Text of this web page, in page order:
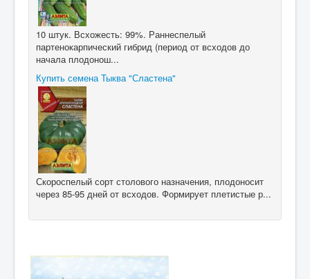
10 штук. Всхожесть: 99%. Раннеспелый
партенокарпический гибрид (период от всходов до
начала плодонош...
Купить семена Тыква "Сластена"
Скороспелый сорт столового назначения, плодоносит
через 85-95 дней от всходов. Формирует плетистые р...